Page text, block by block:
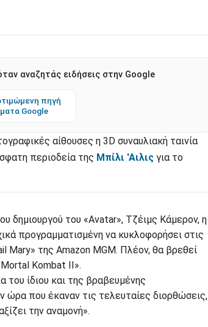
αναζητάς ειδήσεις στην Google
πηγή
Google
αίθουσες η 3D συναυλιακή ταινία
περιοδεία της Μπίλι 'Αιλις για το
δημιουργού του «Avatar», Τζέιμς Κάμερον, η
προγραμματισμένη να κυκλοφορήσει στις
Mary» της Amazon MGM. Πλέον, θα βρεθεί
Kombat II».
του ίδιου και της βραβευμένης
ώρα που έκαναν τις τελευταίες διορθώσεις,
την αναμονή».